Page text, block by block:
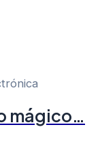
mágico…